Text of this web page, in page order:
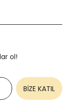
ol!
BİZE KATIL